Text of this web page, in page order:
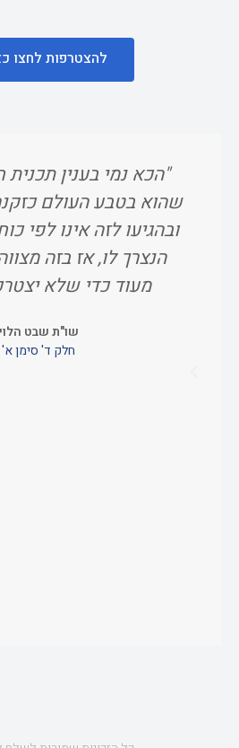
להצטרפות לחצו
"הכא נמי בענין
שהוא בטבע העולם
ובהגיעו לזה אינו לפי
הנצרך לו, אז בזה
מעוד כדי שלא
שו"ת שבט
חלק ד' סימן א'